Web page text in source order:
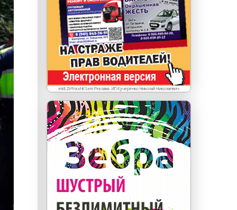
erid:2VfnxxhKSem Реклама. ИП Кучеренко Николай Николаевич